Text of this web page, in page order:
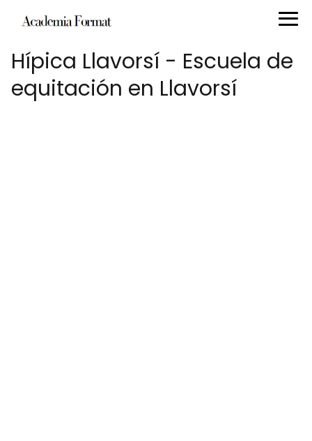
Hípica Llavorsí - Escuela de
equitación en Llavorsí